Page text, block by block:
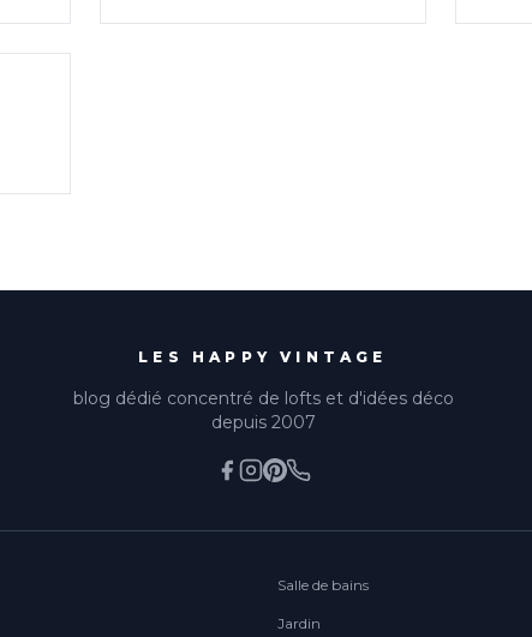
LES HAPPY VINTAGE
blog dédié concentré de lofts et d'idées déco
depuis 2007
Salle de bains
Jardin